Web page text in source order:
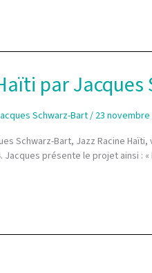
par
Schwarz-Bart/ 23 novembre
Schwarz-Bart, Jazz Racine
Jacques présente le projet ainsi :